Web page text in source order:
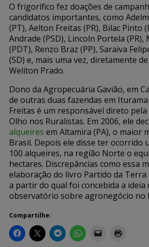
O frigorífico fez doações de
candidatos importantes, como
(PT), Aelton Freitas (PR), Bilac Pinto
Andrade (PSD), Lincoln Portela
(PDT), Renzo Braz (PP), Saraiva
(SD) e, mais uma vez, diretamente
Weliton Prado.
Dono da Agropecuária Gavião, em
de outras duas fazendas em
Freitas é um responsável direto pela
Olho nos Ruralistas. Em 2006, ele
alqueires em Altamira (PA), o maior
Brasil. Depois ele disse ter ocorrido
100 alqueires, na região Norte o
hectares. Discrepâncias como essa
elaboração do livro Partido da Terra
a partir do qual foi concebida a ideia
observatório sobre agronegócio no
Compartilhe: